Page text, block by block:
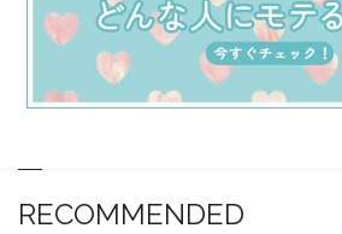
RECOMMENDED